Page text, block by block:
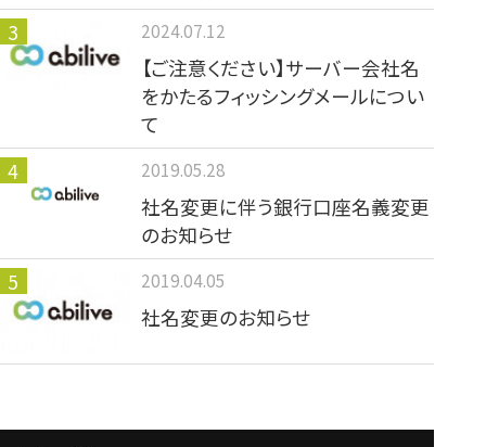
2024.07.12
【ご注意ください】サーバー会社名
をかたるフィッシングメールについ
て
2019.05.28
社名変更に伴う銀行口座名義変更
のお知らせ
2019.04.05
社名変更のお知らせ